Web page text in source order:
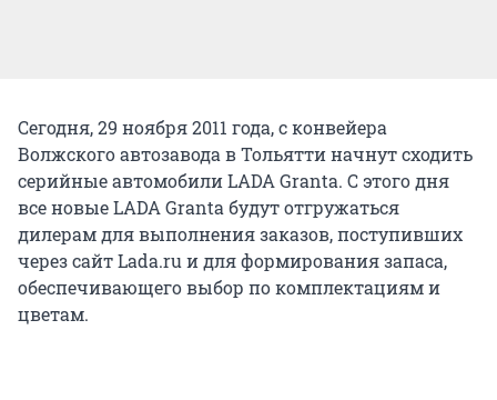
Сегодня, 29 ноября 2011 года, с конвейера
Волжского автозавода в Тольятти начнут сходить
серийные автомобили LADA Granta. С этого дня
все новые LADA Granta будут отгружаться
дилерам для выполнения заказов, поступивших
через сайт Lada.ru и для формирования запаса,
обеспечивающего выбор по комплектациям и
цветам.